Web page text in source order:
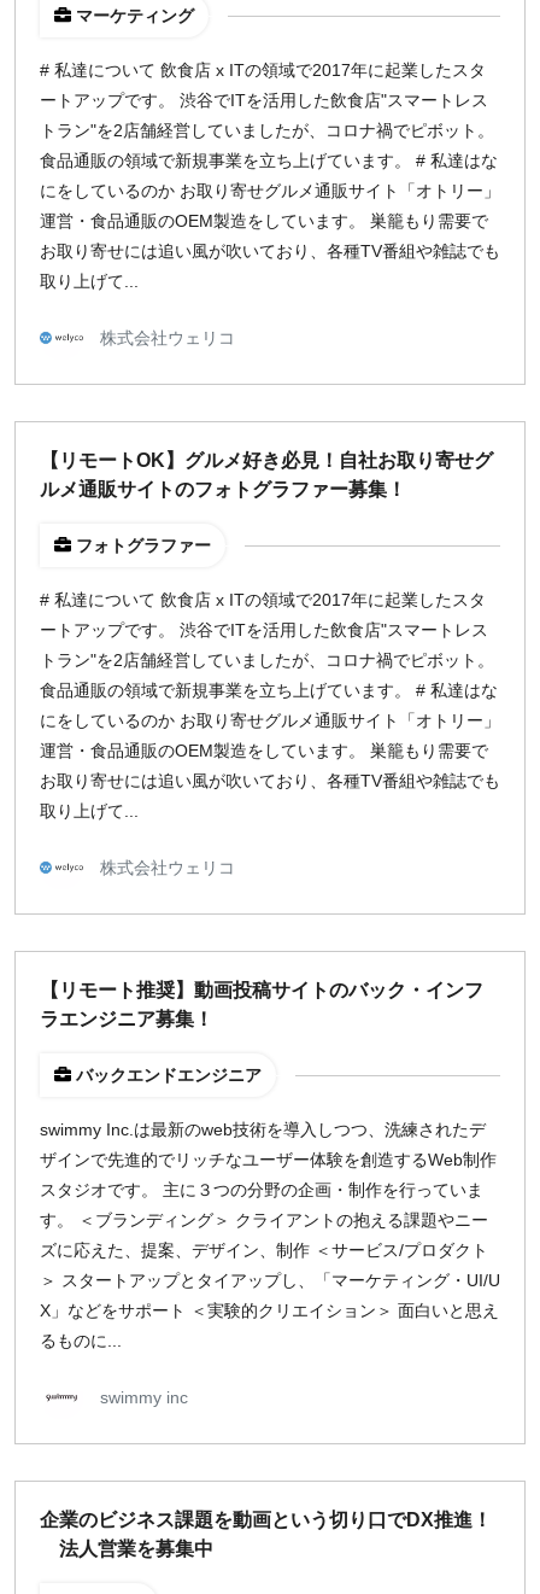
大阪
京都
福岡
募集状況
募集中のみ表示
1,500円 以上
¥2,000 ¥3,000 ¥4,000 ¥5,000〜
指定なし
マーケティング
# 私達について 飲食店 x ITの領域で2017年に起業したスタ
ートアップです。 渋谷でITを活用した飲食店"スマートレス
トラン"を2店舗経営していましたが、コロナ禍でピボット。
食品通販の領域で新規事業を立ち上げています。 # 私達はな
にをしているのか お取り寄せグルメ通販サイト「オトリー」
運営・食品通販のOEM製造をしています。 巣籠もり需要で
お取り寄せには追い風が吹いており、各種TV番組や雑誌でも
取り上げて...
株式会社ウェリコ
【リモートOK】グルメ好き必見！自社お取り寄せグ
ルメ通販サイトのフォトグラファー募集！
フォトグラファー
# 私達について 飲食店 x ITの領域で2017年に起業したスタ
ートアップです。 渋谷でITを活用した飲食店"スマートレス
トラン"を2店舗経営していましたが、コロナ禍でピボット。
食品通販の領域で新規事業を立ち上げています。 # 私達はな
にをしているのか お取り寄せグルメ通販サイト「オトリー」
運営・食品通販のOEM製造をしています。 巣籠もり需要で
お取り寄せには追い風が吹いており、各種TV番組や雑誌でも
取り上げて...
株式会社ウェリコ
【リモート推奨】動画投稿サイトのバック・インフ
ラエンジニア募集！
バックエンドエンジニア
swimmy Inc.は最新のweb技術を導入しつつ、洗練されたデ
ザインで先進的でリッチなユーザー体験を創造するWeb制作
スタジオです。 主に３つの分野の企画・制作を行っていま
す。 ＜ブランディング＞ クライアントの抱える課題やニー
ズに応えた、提案、デザイン、制作 ＜サービス/プロダクト
＞ スタートアップとタイアップし、「マーケティング・UI/U
X」などをサポート ＜実験的クリエイション＞ 面白いと思え
るものに...
swimmy inc
企業のビジネス課題を動画という切り口でDX推進！
法人営業を募集中